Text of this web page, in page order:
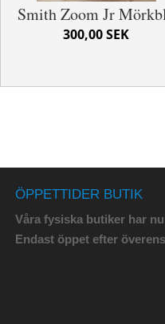
Smith Zoom Jr
300,00 SEK
ÖPPETTIDER BUTIK
Våra fysiska butiker har
Endast öppet efter